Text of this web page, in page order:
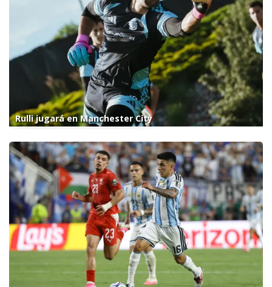
Rulli jugará en Manchester City